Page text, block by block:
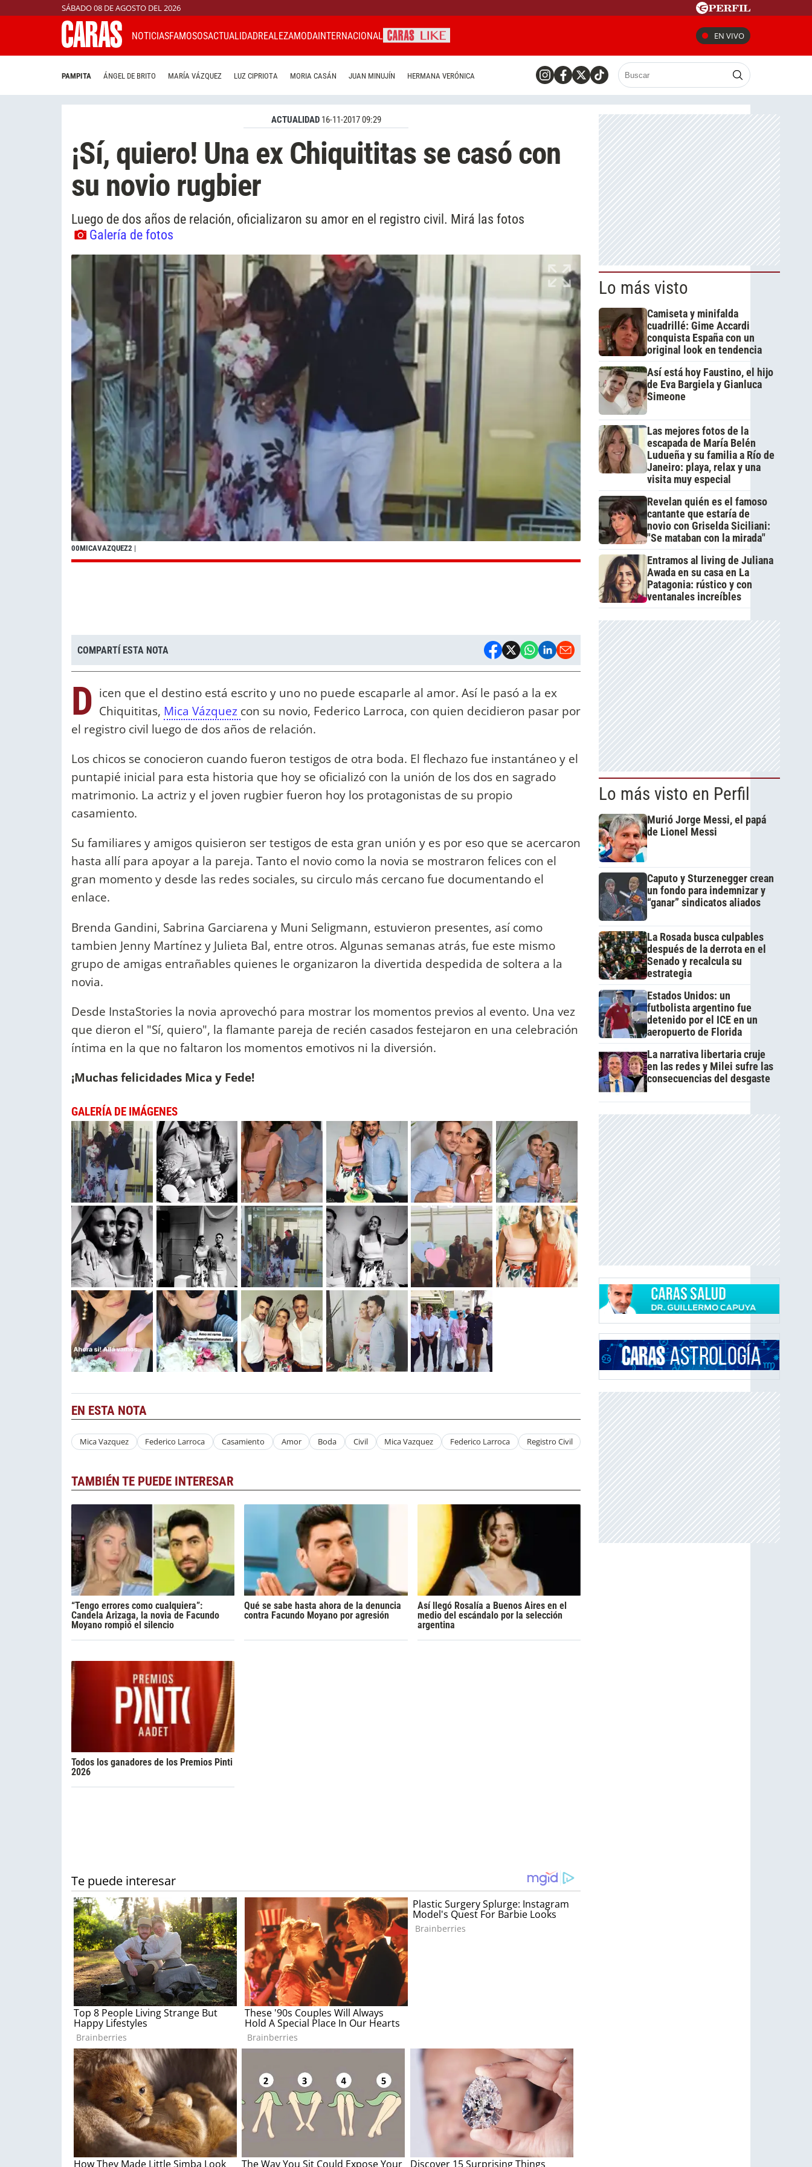
SÁBADO 08 DE AGOSTO DEL 2026
NOTICIASFAMOSOSACTUALIDADREALEZAMODAINTERNACIONAL EN VIVO
PAMPITA ÁNGEL DE BRITO MARÍA VÁZQUEZ LUZ CIPRIOTA MORIA CASÁN JUAN MINUJÍN HERMANA VERÓNICA
ACTUALIDAD 16-11-2017 09:29
¡Sí, quiero! Una ex Chiquititas se casó con
su novio rugbier
Luego de dos años de relación, oficializaron su amor en el registro civil. Mirá las fotos
Galería de fotos
00MICAVAZQUEZ2 |
COMPARTÍ ESTA NOTA
D icen que el destino está escrito y uno no puede escaparle al amor. Así le pasó a la ex
Chiquititas, Mica Vázquez con su novio, Federico Larroca, con quien decidieron pasar por
el registro civil luego de dos años de relación.
Los chicos se conocieron cuando fueron testigos de otra boda. El flechazo fue instantáneo y el
puntapié inicial para esta historia que hoy se oficializó con la unión de los dos en sagrado
matrimonio. La actriz y el joven rugbier fueron hoy los protagonistas de su propio
casamiento.
Su familiares y amigos quisieron ser testigos de esta gran unión y es por eso que se acercaron
hasta allí para apoyar a la pareja. Tanto el novio como la novia se mostraron felices con el
gran momento y desde las redes sociales, su circulo más cercano fue documentando el
enlace.
Brenda Gandini, Sabrina Garciarena y Muni Seligmann, estuvieron presentes, así como
tambien Jenny Martínez y Julieta Bal, entre otros. Algunas semanas atrás, fue este mismo
grupo de amigas entrañables quienes le organizaron la divertida despedida de soltera a la
novia.
Desde InstaStories la novia aprovechó para mostrar los momentos previos al evento. Una vez
que dieron el "Sí, quiero", la flamante pareja de recién casados festejaron en una celebración
íntima en la que no faltaron los momentos emotivos ni la diversión.
¡Muchas felicidades Mica y Fede!
GALERÍA DE IMÁGENES
EN ESTA NOTA
Mica Vazquez Federico Larroca Casamiento Amor Boda Civil Mica Vazquez Federico Larroca Registro Civil
TAMBIÉN TE PUEDE INTERESAR
“Tengo errores como cualquiera”:
Candela Arizaga, la novia de Facundo
Moyano rompió el silencio
Qué se sabe hasta ahora de la denuncia
contra Facundo Moyano por agresión
Así llegó Rosalía a Buenos Aires en el
medio del escándalo por la selección
argentina
Todos los ganadores de los Premios Pinti
2026
Lo más visto
Camiseta y minifalda
cuadrillé: Gime Accardi
conquista España con un
original look en tendencia
Así está hoy Faustino, el hijo
de Eva Bargiela y Gianluca
Simeone
Las mejores fotos de la
escapada de María Belén
Ludueña y su familia a Río de
Janeiro: playa, relax y una
visita muy especial
Revelan quién es el famoso
cantante que estaría de
novio con Griselda Siciliani:
"Se mataban con la mirada"
Entramos al living de Juliana
Awada en su casa en La
Patagonia: rústico y con
ventanales increíbles
Lo más visto en Perfil
Murió Jorge Messi, el papá
de Lionel Messi
Caputo y Sturzenegger crean
un fondo para indemnizar y
“ganar” sindicatos aliados
La Rosada busca culpables
después de la derrota en el
Senado y recalcula su
estrategia
Estados Unidos: un
futbolista argentino fue
detenido por el ICE en un
aeropuerto de Florida
La narrativa libertaria cruje
en las redes y Milei sufre las
consecuencias del desgaste